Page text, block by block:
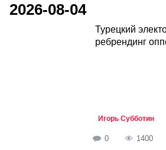
2026-08-04
Турецкий
ребрендинг
Игорь Субботин
0 1400